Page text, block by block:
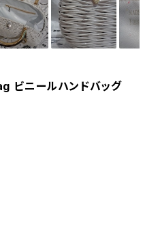
ニールハンドバッグ